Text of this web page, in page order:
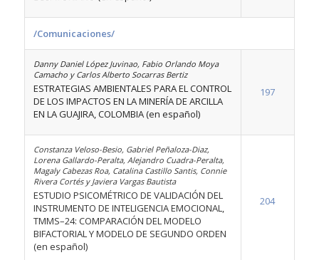
/Comunicaciones/
Danny Daniel López Juvinao, Fabio Orlando Moya
Camacho y Carlos Alberto Socarras Bertiz
ESTRATEGIAS AMBIENTALES PARA EL CONTROL
DE LOS IMPACTOS EN LA MINERÍA DE ARCILLA
EN LA GUAJIRA, COLOMBIA (en español)
197
Constanza Veloso-Besio, Gabriel Peñaloza-Diaz,
Lorena Gallardo-Peralta, Alejandro Cuadra-Peralta,
Magaly Cabezas Roa, Catalina Castillo Santis, Connie
Rivera Cortés y Javiera Vargas Bautista
ESTUDIO PSICOMÉTRICO DE VALIDACIÓN DEL
INSTRUMENTO DE INTELIGENCIA EMOCIONAL,
TMMS–24: COMPARACIÓN DEL MODELO
BIFACTORIAL Y MODELO DE SEGUNDO ORDEN
(en español)
204